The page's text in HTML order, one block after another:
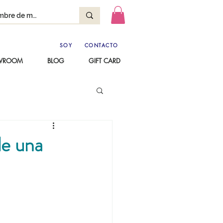
SOY CONTACTO
BLOG GIFT CARD
una